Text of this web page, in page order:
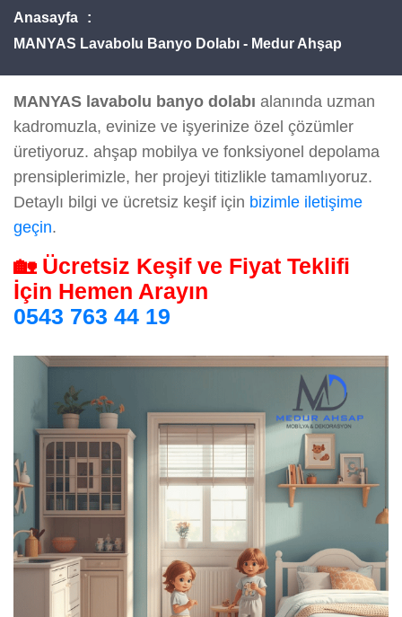
Anasayfa
MANYAS Lavabolu Banyo Dolabı - Medur Ahşap
MANYAS lavabolu banyo dolabı alanında uzman
kadromuzla, evinize ve işyerinize özel çözümler
üretiyoruz. ahşap mobilya ve fonksiyonel depolama
prensiplerimizle, her projeyi titizlikle tamamlıyoruz.
Detaylı bilgi ve ücretsiz keşif için bizimle iletişime
geçin.
🏡 Ücretsiz Keşif ve Fiyat Teklifi
İçin Hemen Arayın
0543 763 44 19